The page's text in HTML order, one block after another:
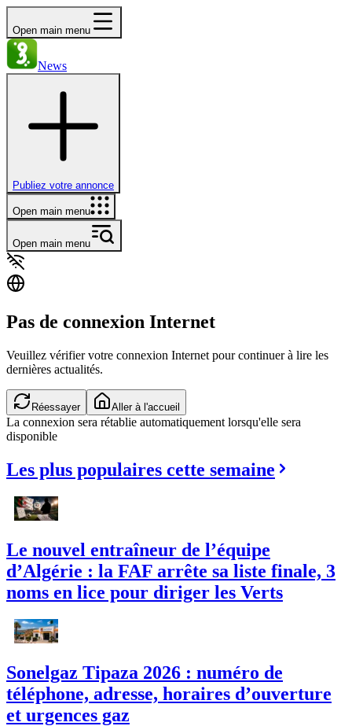
Open main menu
News
Publiez votre annonce
Open main menu
Open main menu
Pas de connexion Internet
Veuillez vérifier votre connexion Internet pour continuer à lire les
dernières actualités.
Réessayer Aller à l'accueil
La connexion sera rétablie automatiquement lorsqu'elle sera
disponible
Les plus populaires cette semaine
Le nouvel entraîneur de l’équipe
d’Algérie : la FAF arrête sa liste finale, 3
noms en lice pour diriger les Verts
Sonelgaz Tipaza 2026 : numéro de
téléphone, adresse, horaires d’ouverture
et urgences gaz